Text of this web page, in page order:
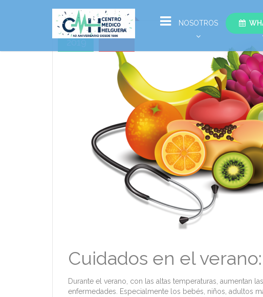
NOSOTROS
Ene
06
Cuidados en el
Durante el verano, con las altas temperaturas, aumentan
enfermedades. Especialmente los bebés, niños, adultos